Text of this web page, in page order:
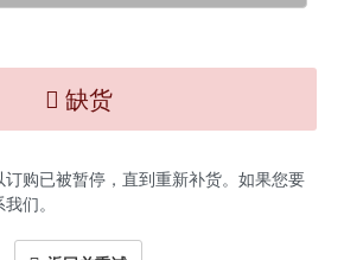
缺货
订购已被暂停，直到重新补货。如果您要
们。